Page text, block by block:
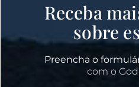
Receba
sobre
Preencha o
com o